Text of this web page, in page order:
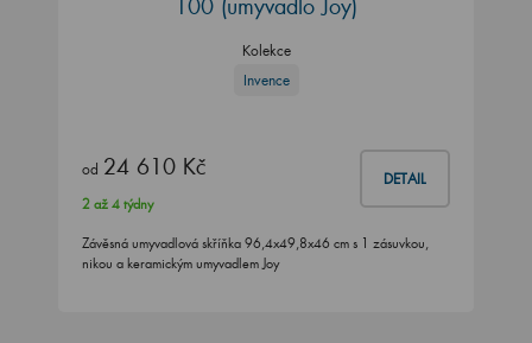
100 (umyvadlo Joy)
Kolekce
Invence
od 24 610 Kč DETAIL
2 až 4 týdny
Závěsná umyvadlová skříňka 96,4x49,8x46 cm s 1 zásuvkou,
nikou a keramickým umyvadlem Joy